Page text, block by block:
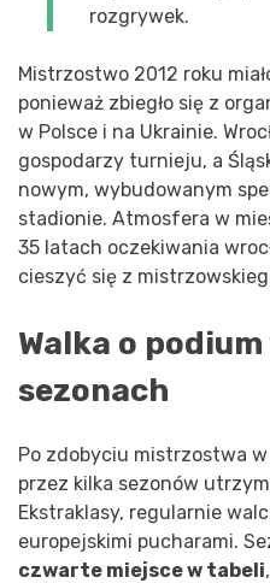
rozgrywek.
Mistrzostwo 2012 roku
ponieważ zbiegło się z
w Polsce i na Ukrainie.
gospodarzy turnieju, a
nowym, wybudowanym
stadionie. Atmosfera w
35 latach oczekiwania
cieszyć się z
Walka o
sezonach
Po zdobyciu mistrzostwa w
przez kilka sezonów
Ekstraklasy, regularnie
europejskimi pucharami.
czwarte miejsce w tabeli